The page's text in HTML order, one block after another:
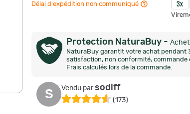
Délai d'expédition non communiqué
Protection NaturaBuy -
NaturaBuy garantit votre achat pendant
satisfaction, non conformité, commande
Frais calculés lors de la commande.
S Vendu parsodiff
(173)